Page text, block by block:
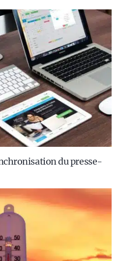
du presse-